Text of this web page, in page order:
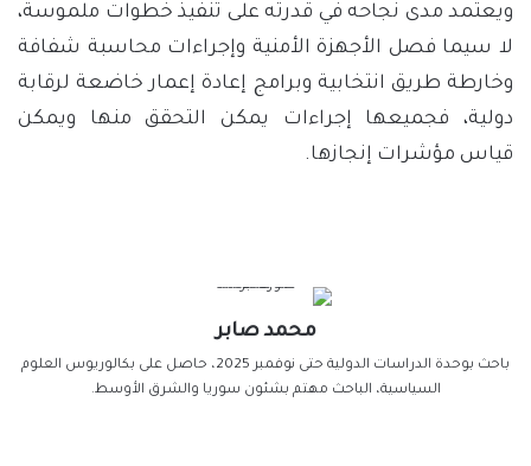
ويعتمد مدى نجاحه في قدرته على تنفيذ خطوات ملموسة،
لا سيما فصل الأجهزة الأمنية وإجراءات محاسبة شفافة
وخارطة طريق انتخابية وبرامج إعادة إعمار خاضعة لرقابة
دولية، فجميعها إجراءات يمكن التحقق منها ويمكن
قياس مؤشرات إنجازها.
محمد صابر
باحث بوحدة الدراسات الدولية حتى نوفمبر 2025، حاصل على بكالوريوس العلوم
السياسية، الباحث مهتم بشئون سوريا والشرق الأوسط.